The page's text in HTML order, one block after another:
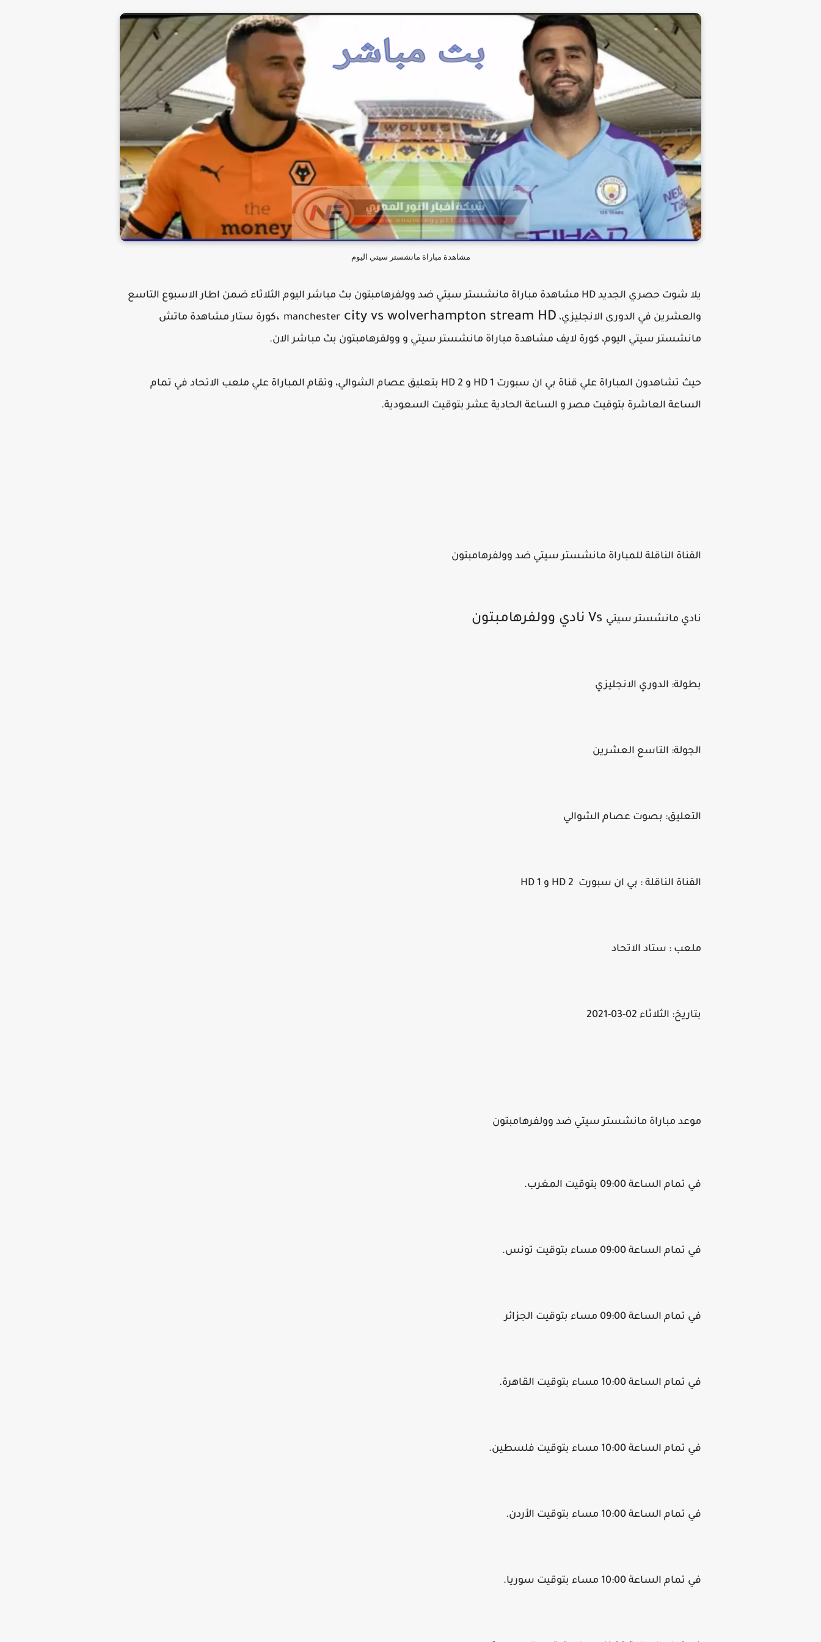
مشاهدة مباراة مانشستر سيتي اليوم
يلا شوت حصري الجديد HD مشاهدة مباراة مانشستر سيتي ضد وولفرهامبتون بث مباشر اليوم الثلاثاء ضمن اطار الاسبوع التاسع
والعشرين في الدورى الانجليزي، manchester city vs wolverhampton stream HD ،
كورة ستار مشاهدة ماتش
مانشستر سيتي اليوم، كورة لايف مشاهدة مباراة مانشستر سيتي و وولفرهامبتون بث مباشر الان.
حيث تشاهدون المباراة علي قناة بي ان سبورت 1 HD و 2 HD بتعليق عصام الشوالي، وتقام المباراة علي ملعب الاتحاد في تمام
الساعة العاشرة بتوقيت مصر و الساعة الحادية عشر بتوقيت السعودية.
القناة الناقلة للمباراة مانشستر سيتي ضد وولفرهامبتون
نادي مانشستر سيتي
بطولة: الدوري الانجليزي
الجولة: التاسع العشرين
التعليق: بصوت عصام الشوالي
القناة الناقلة : بي ان سبورت HD 2 و HD 1
ملعب : ستاد الاتحاد
بتاريخ: الثلاثاء 02-03-2021
موعد مباراة مانشستر سيتي ضد وولفرهامبتون
في تمام الساعة 09:00 بتوقيت المغرب.
في تمام الساعة 09:00 مساء بتوقيت تونس.
في تمام الساعة 09:00 مساء بتوقيت الجزائر
في تمام الساعة 10:00 مساء بتوقيت القاهرة.
في تمام الساعة 10:00 مساء بتوقيت فلسطين.
في تمام الساعة 10:00 مساء بتوقيت الأردن.
في تمام الساعة 10:00 مساء بتوقيت سوريا.